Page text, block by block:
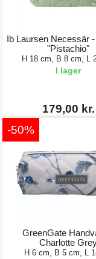
Ib Laursen Necessär
"Pistachio"
H 18 cm, B 8 cm, L
I lager
179,00 kr.
-50%
GreenGate
Charlotte
H 6 cm, B 5 cm, L